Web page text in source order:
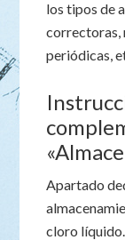
los tipos de
correctoras,
periódicas,
Apartado
cloro